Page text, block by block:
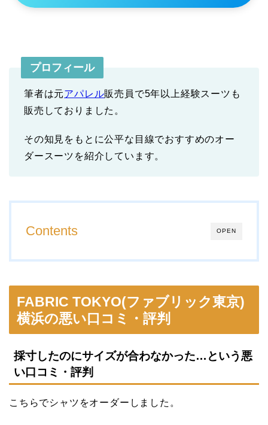
プロフィール
筆者は元アパレル販売員で5年以上経験スーツも
販売しておりました。
その知見をもとに公平な目線でおすすめのオー
ダースーツを紹介しています。
OPEN
Contents
FABRIC TOKYO(ファブリック東京)
横浜の悪い口コミ・評判
採寸したのにサイズが合わなかった…という悪
い口コミ・評判
こちらでシャツをオーダーしました。